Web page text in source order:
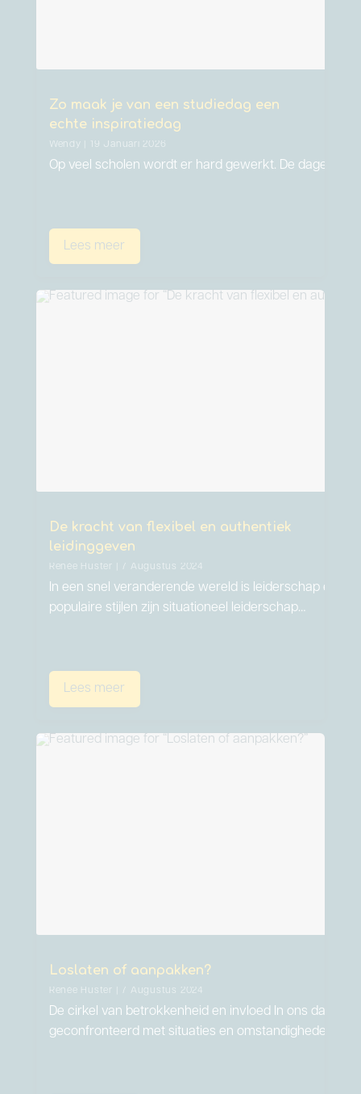
Zo maak je van een studiedag een
echte inspiratiedag
Wendy | 19 Januari 2026
Op veel scholen wordt er hard gewerkt. De dagen
Lees meer
De kracht van flexibel en authentiek
leidinggeven
Renée Huster | 7 Augustus 2024
In een snel veranderende wereld is leiderschap een
populaire stijlen zijn situationeel leiderschap…
Lees meer
Loslaten of aanpakken?
Renée Huster | 7 Augustus 2024
De cirkel van betrokkenheid en invloed In ons
geconfronteerd met situaties en omstandigheden…